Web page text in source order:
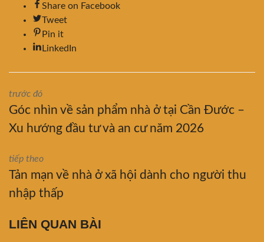
Share on Facebook
Tweet
Pin it
LinkedIn
trước đó
Góc nhìn về sản phẩm nhà ở tại Cần Đước –
Xu hướng đầu tư và an cư năm 2026
tiếp theo
Tản mạn về nhà ở xã hội dành cho người thu
nhập thấp
LIÊN QUAN BÀI